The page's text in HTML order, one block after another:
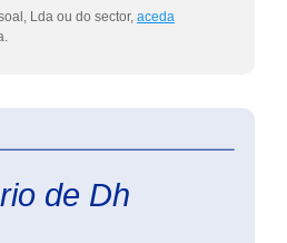
Lda ou do sector, aceda
de Dh